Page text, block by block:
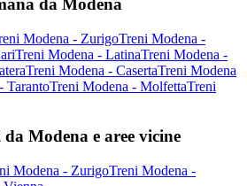
da Modena
Modena - ZurigoTreni Modena -
Treni Modena - LatinaTreni Modena -
Treni Modena - CasertaTreni Modena
TarantoTreni Modena - MolfettaTreni
Modena e aree vicine
Modena - ZurigoTreni Modena -